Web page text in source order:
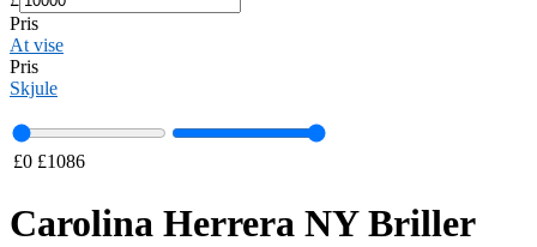
Pris
At vise
Pris
Skjule
£0 £1086
Carolina Herrera NY Briller